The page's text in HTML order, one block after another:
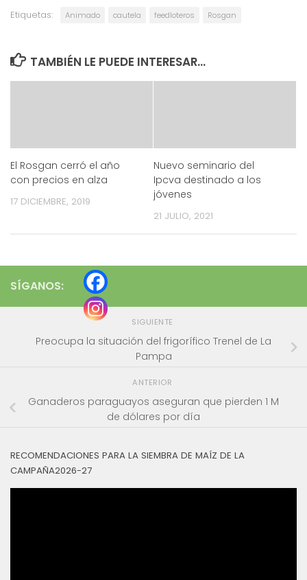
Etiquetas: Animado cautela feedloteros Rosgan
TAMBIÉN LE PUEDE INTERESAR...
El Rosgan cerró el año
con precios en alza
17 DICIEMBRE, 2019
Nuevo seminario del
Ipcva destinado a los
jóvenes
21 JULIO, 2021
SÍGANOS:
SIGUIENTE
Preocupa la situación del frigorífico Trenel de La
Pampa
ANTERIOR
Ganaderos paraguayos aseguran que pierden 1 M
de dólares por día
RECOMENDACIONES PARA LA SIEMBRA DE MAÍZ DE LA
CAMPAÑA2026-27